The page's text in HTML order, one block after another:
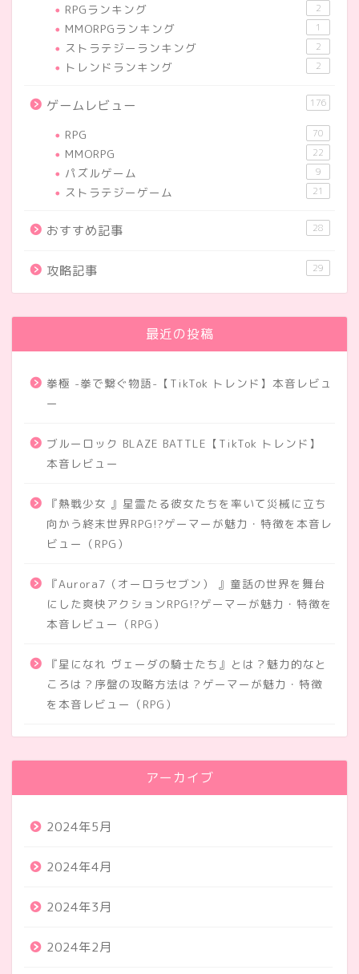
RPGランキング 2
MMORPGランキング 1
ストラテジーランキング 2
トレンドランキング 2
ゲームレビュー 176
RPG 70
MMORPG 22
パズルゲーム 9
ストラテジーゲーム 21
おすすめ記事 28
攻略記事 29
最近の投稿
拳極 -拳で繋ぐ物語-【TikTok トレンド】本音レビュ
ー
ブルーロック BLAZE BATTLE【TikTok トレンド】
本音レビュー
『熱戦少女 』星霊たる彼女たちを率いて災械に立ち
向かう終末世界RPG!?ゲーマーが魅力・特徴を本音レ
ビュー（RPG）
『Aurora7（オーロラセブン） 』童話の世界を舞台
にした爽快アクションRPG!?ゲーマーが魅力・特徴を
本音レビュー（RPG）
『星になれ ヴェーダの騎士たち』とは？魅力的なと
ころは？序盤の攻略方法は？ゲーマーが魅力・特徴
を本音レビュー（RPG）
アーカイブ
2024年5月
2024年4月
2024年3月
2024年2月